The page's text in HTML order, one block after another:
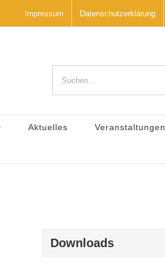
Impressum Datenschutzerklärung
nach:
Aktuelles Veranstaltungen
Downloads